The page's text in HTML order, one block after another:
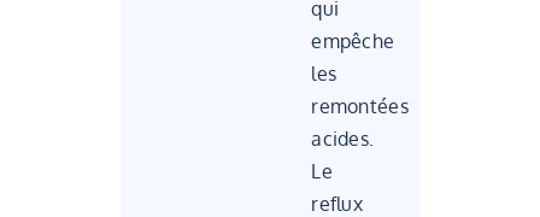
qui
empêche
les
remontées
acides.
Le
reflux